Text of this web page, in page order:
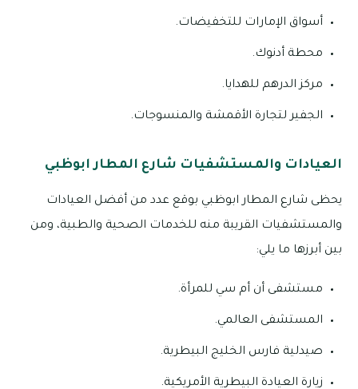
أسواق الإمارات للتخفيضات.
محطة أدنوك.
مركز الدرهم للهدايا.
الجفير لتجارة الأقمشة والمنسوجات.
العيادات والمستشفيات شارع المطار ابوظبي
يحظى شارع المطار ابوظبي بوقع عدد من أفضل العيادات
والمستشفيات القريبة منه للخدمات الصحية والطبية، ومن
بين أبرزها ما يلي:
مستشفى أن أم سي للمرأة.
المستشفى العالمي.
صيدلية فارس الخليج البيطرية.
زيارة العيادة البيطرية الأمريكية.